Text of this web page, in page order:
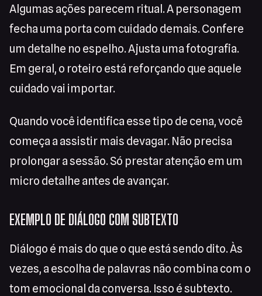
Algumas ações parecem ritual. A personagem
fecha uma porta com cuidado demais. Confere
um detalhe no espelho. Ajusta uma fotografia.
Em geral, o roteiro está reforçando que aquele
cuidado vai importar.
Quando você identifica esse tipo de cena, você
começa a assistir mais devagar. Não precisa
prolongar a sessão. Só prestar atenção em um
micro detalhe antes de avançar.
EXEMPLO DE DIÁLOGO COM SUBTEXTO
Diálogo é mais do que o que está sendo dito. Às
vezes, a escolha de palavras não combina com o
tom emocional da conversa. Isso é subtexto.